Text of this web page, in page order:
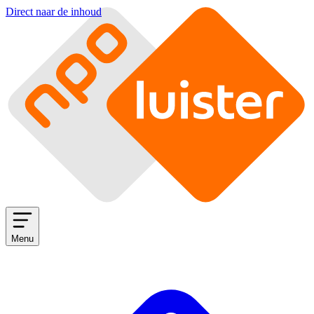
Direct naar de inhoud
Menu